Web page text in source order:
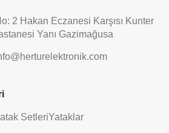
2 Hakan Eczanesi Karşısı Kunter
Yanı Gazimağusa
SetleriYataklar